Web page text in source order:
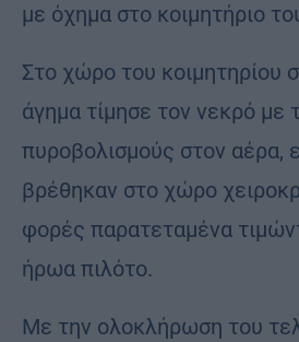
με όχημα στο κοιμητήριο
Στο χώρο του κοιμητηρίου
άγημα τίμησε τον νεκρό με
πυροβολισμούς στον αέρα,
βρέθηκαν στο χώρο
φορές παρατεταμένα
ήρωα πιλότο.
Με την ολοκλήρωση του